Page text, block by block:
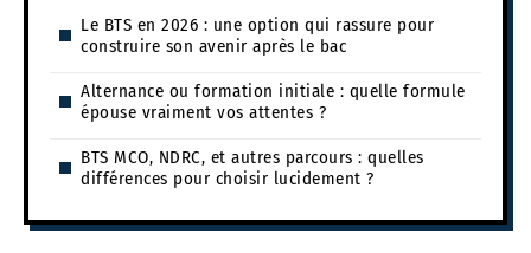
Le BTS en 2026 : une option qui rassure pour
construire son avenir après le bac
Alternance ou formation initiale : quelle formule
épouse vraiment vos attentes ?
BTS MCO, NDRC, et autres parcours : quelles
différences pour choisir lucidement ?